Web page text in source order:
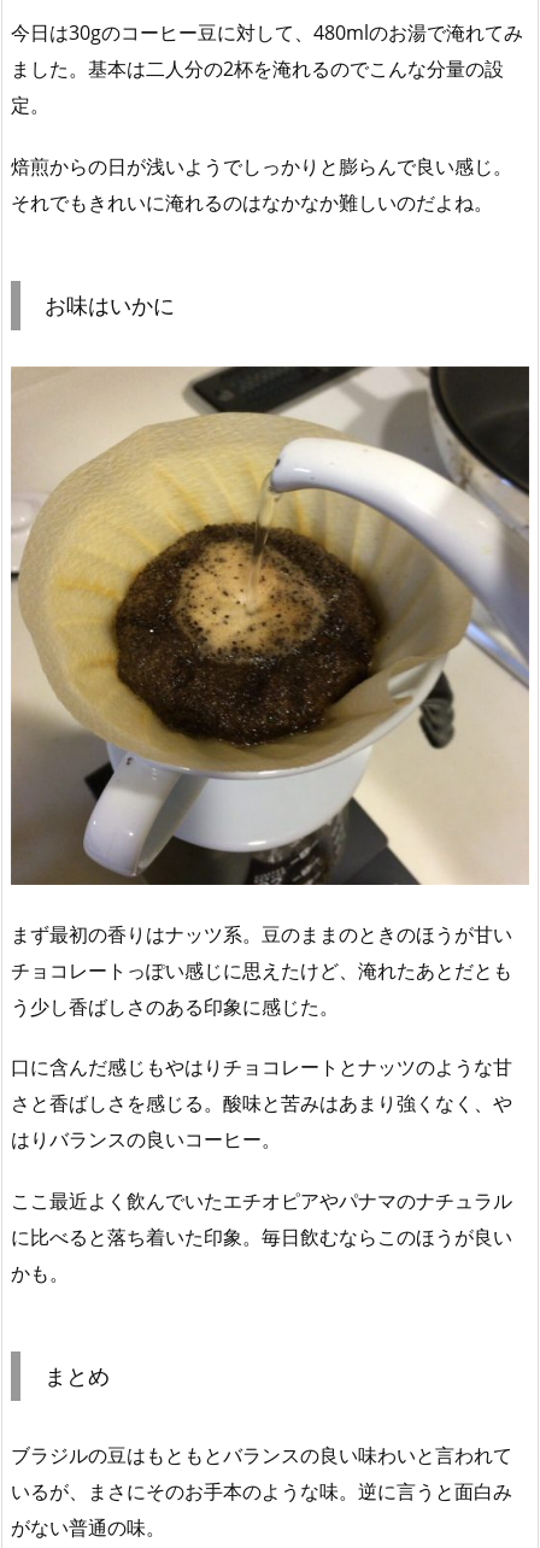
今日は30gのコーヒー豆に対して、480mlのお湯で淹れてみ
ました。基本は二人分の2杯を淹れるのでこんな分量の設
定。
焙煎からの日が浅いようでしっかりと膨らんで良い感じ。
それでもきれいに淹れるのはなかなか難しいのだよね。
お味はいかに
まず最初の香りはナッツ系。豆のままのときのほうが甘い
チョコレートっぽい感じに思えたけど、淹れたあとだとも
う少し香ばしさのある印象に感じた。
口に含んだ感じもやはりチョコレートとナッツのような甘
さと香ばしさを感じる。酸味と苦みはあまり強くなく、や
はりバランスの良いコーヒー。
ここ最近よく飲んでいたエチオピアやパナマのナチュラル
に比べると落ち着いた印象。毎日飲むならこのほうが良い
かも。
まとめ
ブラジルの豆はもともとバランスの良い味わいと言われて
いるが、まさにそのお手本のような味。逆に言うと面白み
がない普通の味。